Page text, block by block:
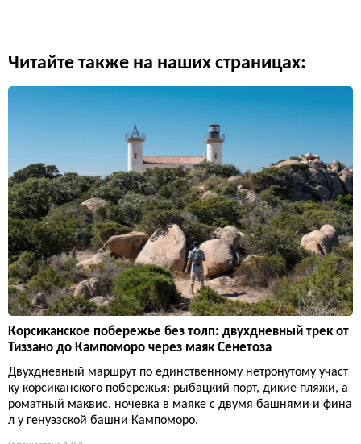
Читайте также на наших страницах:
Корсиканское побережье без толп: двухдневный трек от
Тиззано до Кампоморо через маяк Сенетоза
Двухдневный маршрут по единственному нетронутому участ
ку корсиканского побережья: рыбацкий порт, дикие пляжи, а
роматный маквис, ночевка в маяке с двумя башнями и фина
л у генуэзской башни Кампоморо.